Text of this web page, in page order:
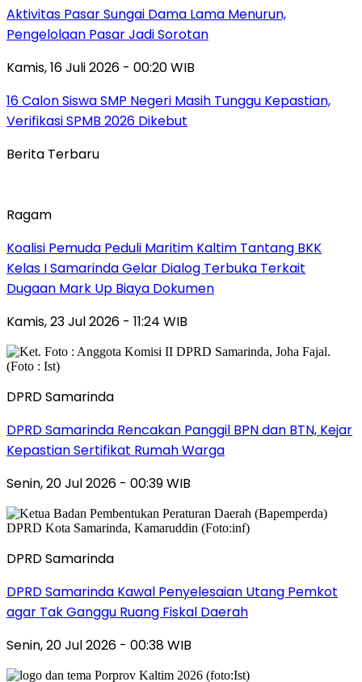
Aktivitas Pasar Sungai Dama Lama Menurun,
Pengelolaan Pasar Jadi Sorotan
Kamis, 16 Juli 2026 - 00:20 WIB
16 Calon Siswa SMP Negeri Masih Tunggu Kepastian,
Verifikasi SPMB 2026 Dikebut
Berita Terbaru
Ragam
Koalisi Pemuda Peduli Maritim Kaltim Tantang BKK
Kelas I Samarinda Gelar Dialog Terbuka Terkait
Dugaan Mark Up Biaya Dokumen
Kamis, 23 Jul 2026 - 11:24 WIB
DPRD Samarinda
DPRD Samarinda Rencakan Panggil BPN dan BTN, Kejar
Kepastian Sertifikat Rumah Warga
Senin, 20 Jul 2026 - 00:39 WIB
DPRD Samarinda
DPRD Samarinda Kawal Penyelesaian Utang Pemkot
agar Tak Ganggu Ruang Fiskal Daerah
Senin, 20 Jul 2026 - 00:38 WIB